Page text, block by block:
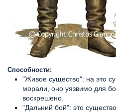
Способности:
"Живое существо": на это
морали, оно уязвимо для
воскрешено.
"Дальний бой": это